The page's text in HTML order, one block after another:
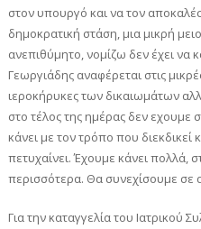
στον υπουργό και να τον
δημοκρατική στάση, μια μικρή
ανεπιθύμητο, νομίζω δεν έχει να
Γεωργιάδης αναφέρεται στις
ιεροκήρυκες των δικαιωμάτων
στο τέλος της ημέρας δεν εχουμε
κάνει με τον τρόπο που διεκδικεί
πετυχαίνει. Έχουμε κάνει πολλά,
περισσότερα. Θα συνεχίσουμε σε
Για την καταγγελία του Ιατρικού